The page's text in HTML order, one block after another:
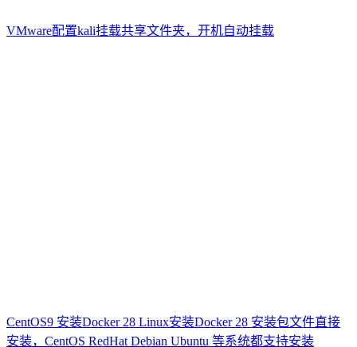
VMware配置kali挂载共享文件夹，开机自动挂载
CentOS9 安装Docker 28 Linux安装Docker 28 安装包文件直接
安装，CentOS RedHat Debian Ubuntu 等系统都支持安装